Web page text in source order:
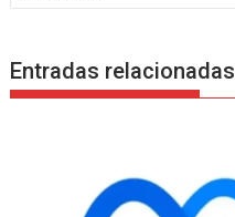
Entradas relacionadas